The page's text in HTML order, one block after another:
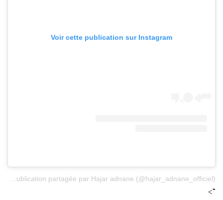
Voir cette publication sur Instagram
“>